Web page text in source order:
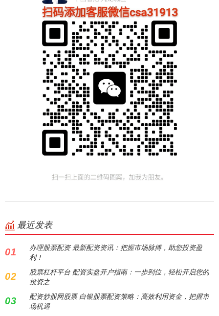
最近发表
01
办理股票配资 最新配资资讯：把握市场脉搏，助您投资盈
利！
02
股票杠杆平台 配资实盘开户指南：一步到位，轻松开启您的
投资之
03
配资炒股网股票 白银股票配资策略：高效利用资金，把握市
场机遇